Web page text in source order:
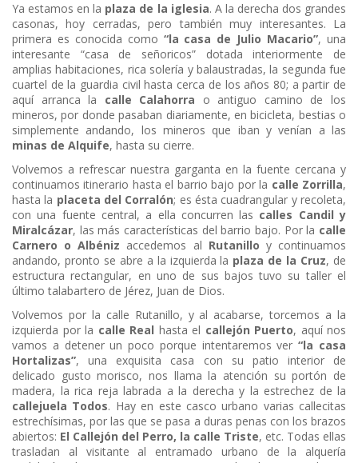
Ya estamos en la plaza de la iglesia. A la derecha dos grandes
casonas, hoy cerradas, pero también muy interesantes. La
primera es conocida como “la casa de Julio Macario”, una
interesante “casa de señoricos” dotada interiormente de
amplias habitaciones, rica solería y balaustradas, la segunda fue
cuartel de la guardia civil hasta cerca de los años 80; a partir de
aquí arranca la calle Calahorra o antiguo camino de los
mineros, por donde pasaban diariamente, en bicicleta, bestias o
simplemente andando, los mineros que iban y venían a las
minas de Alquife, hasta su cierre.
Volvemos a refrescar nuestra garganta en la fuente cercana y
continuamos itinerario hasta el barrio bajo por la calle Zorrilla,
hasta la placeta del Corralón; es ésta cuadrangular y recoleta,
con una fuente central, a ella concurren las calles Candil y
Miralcázar, las más características del barrio bajo. Por la calle
Carnero o Albéniz accedemos al Rutanillo y continuamos
andando, pronto se abre a la izquierda la plaza de la Cruz, de
estructura rectangular, en uno de sus bajos tuvo su taller el
último talabartero de Jérez, Juan de Dios.
Volvemos por la calle Rutanillo, y al acabarse, torcemos a la
izquierda por la calle Real hasta el callejón Puerto, aquí nos
vamos a detener un poco porque intentaremos ver“la casa
Hortalizas”, una exquisita casa con su patio interior de
delicado gusto morisco, nos llama la atención su portón de
madera, la rica reja labrada a la derecha y la estrechez de la
callejuela Todos. Hay en este casco urbano varias callecitas
estrechísimas, por las que se pasa a duras penas con los brazos
abiertos: El Callejón del Perro, la calle Triste, etc. Todas ellas
trasladan al visitante al entramado urbano de la alquería